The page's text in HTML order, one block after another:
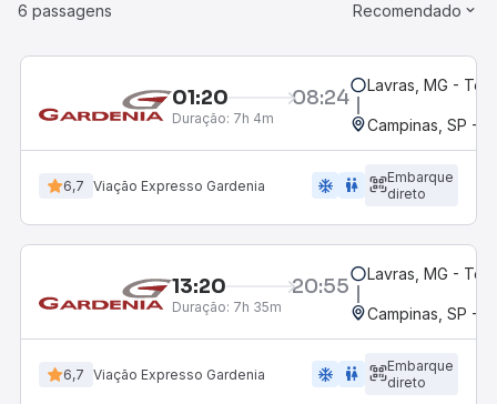
6 passagens Recomendado
01:20 08:24
Duração: 7h 4m
Lavras, MG -
Campinas, SP -
6,7 Viação Expresso Gardenia ac_unit wc
Embarque
direto
13:20 20:55
Duração: 7h 35m
Lavras, MG -
Campinas, SP -
6,7 Viação Expresso Gardenia ac_unit wc
Embarque
direto